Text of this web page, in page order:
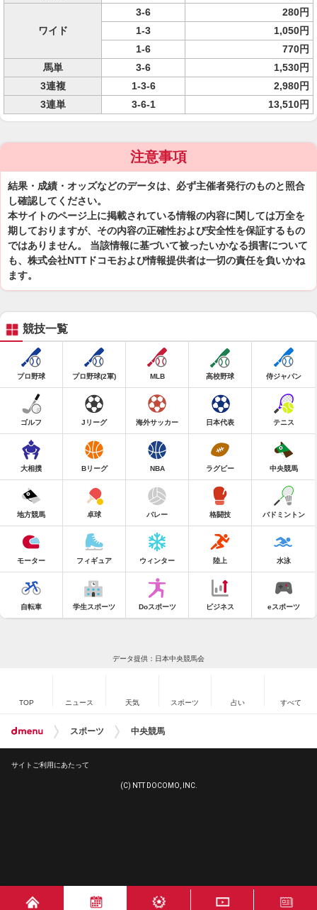
ワイド
3-6
280円
1-3
1,050円
1-6
770円
馬単
3-6
1,530円
3連複
1-3-6
2,980円
3連単
3-6-1 13,510円
注意事項
結果・成績・オッズなどのデータは、必ず主催者発行のものと照合
し確認してください。
本サイトのページ上に掲載されている情報の内容に関しては万全を
期しておりますが、その内容の正確性および安全性を保証するもの
ではありません。 当該情報に基づいて被ったいかなる損害について
も、株式会社NTTドコモおよび情報提供者は一切の責任を負いかね
ます。
競技一覧
プロ野球 プロ野球(2軍) MLB 高校野球 侍ジャパン
ゴルフ Jリーグ 海外サッカー 日本代表 テニス
大相撲 Bリーグ NBA ラグビー 中央競馬
地方競馬 卓球 バレー 格闘技 バドミントン
モーター フィギュア ウィンター 陸上 水泳
自転車 学生スポーツ Doスポーツ ビジネス eスポーツ
データ提供：日本中央競馬会
TOP ニュース 天気 スポーツ 占い すべて
スポーツ 中央競馬
サイトご利用にあたって
(C) NTT DOCOMO, INC.